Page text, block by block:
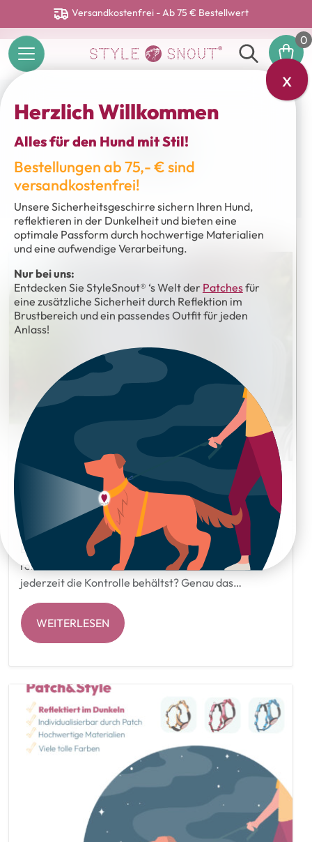
Versandkostenfrei - Ab 75 € Bestellwert
0
Blog
Hunde an der Schleppleine führen – Freiheit
genießen, Kontrolle behalten
Ein Spaziergang, bei dem dein Hund frei schnüffeln,
rennen und entdecken darf – und du trotzdem
jederzeit die Kontrolle behältst? Genau das…
WEITERLESEN
Herzlich Willkommen
Alles für den Hund mit Stil!
Bestellungen ab 75,- € sind
versandkostenfrei!
Unsere Sicherheitsgeschirre sichern Ihren Hund,
reflektieren in der Dunkelheit und bieten eine
optimale Passform durch hochwertige Materialien
und eine aufwendige Verarbeitung.
Nur bei uns:
Entdecken Sie StyleSnout® ‘s Welt der Patchesfür
eine zusätzliche Sicherheit durch Reflektion im
Brustbereich und ein passendes Outfit für jeden
Anlass!
x